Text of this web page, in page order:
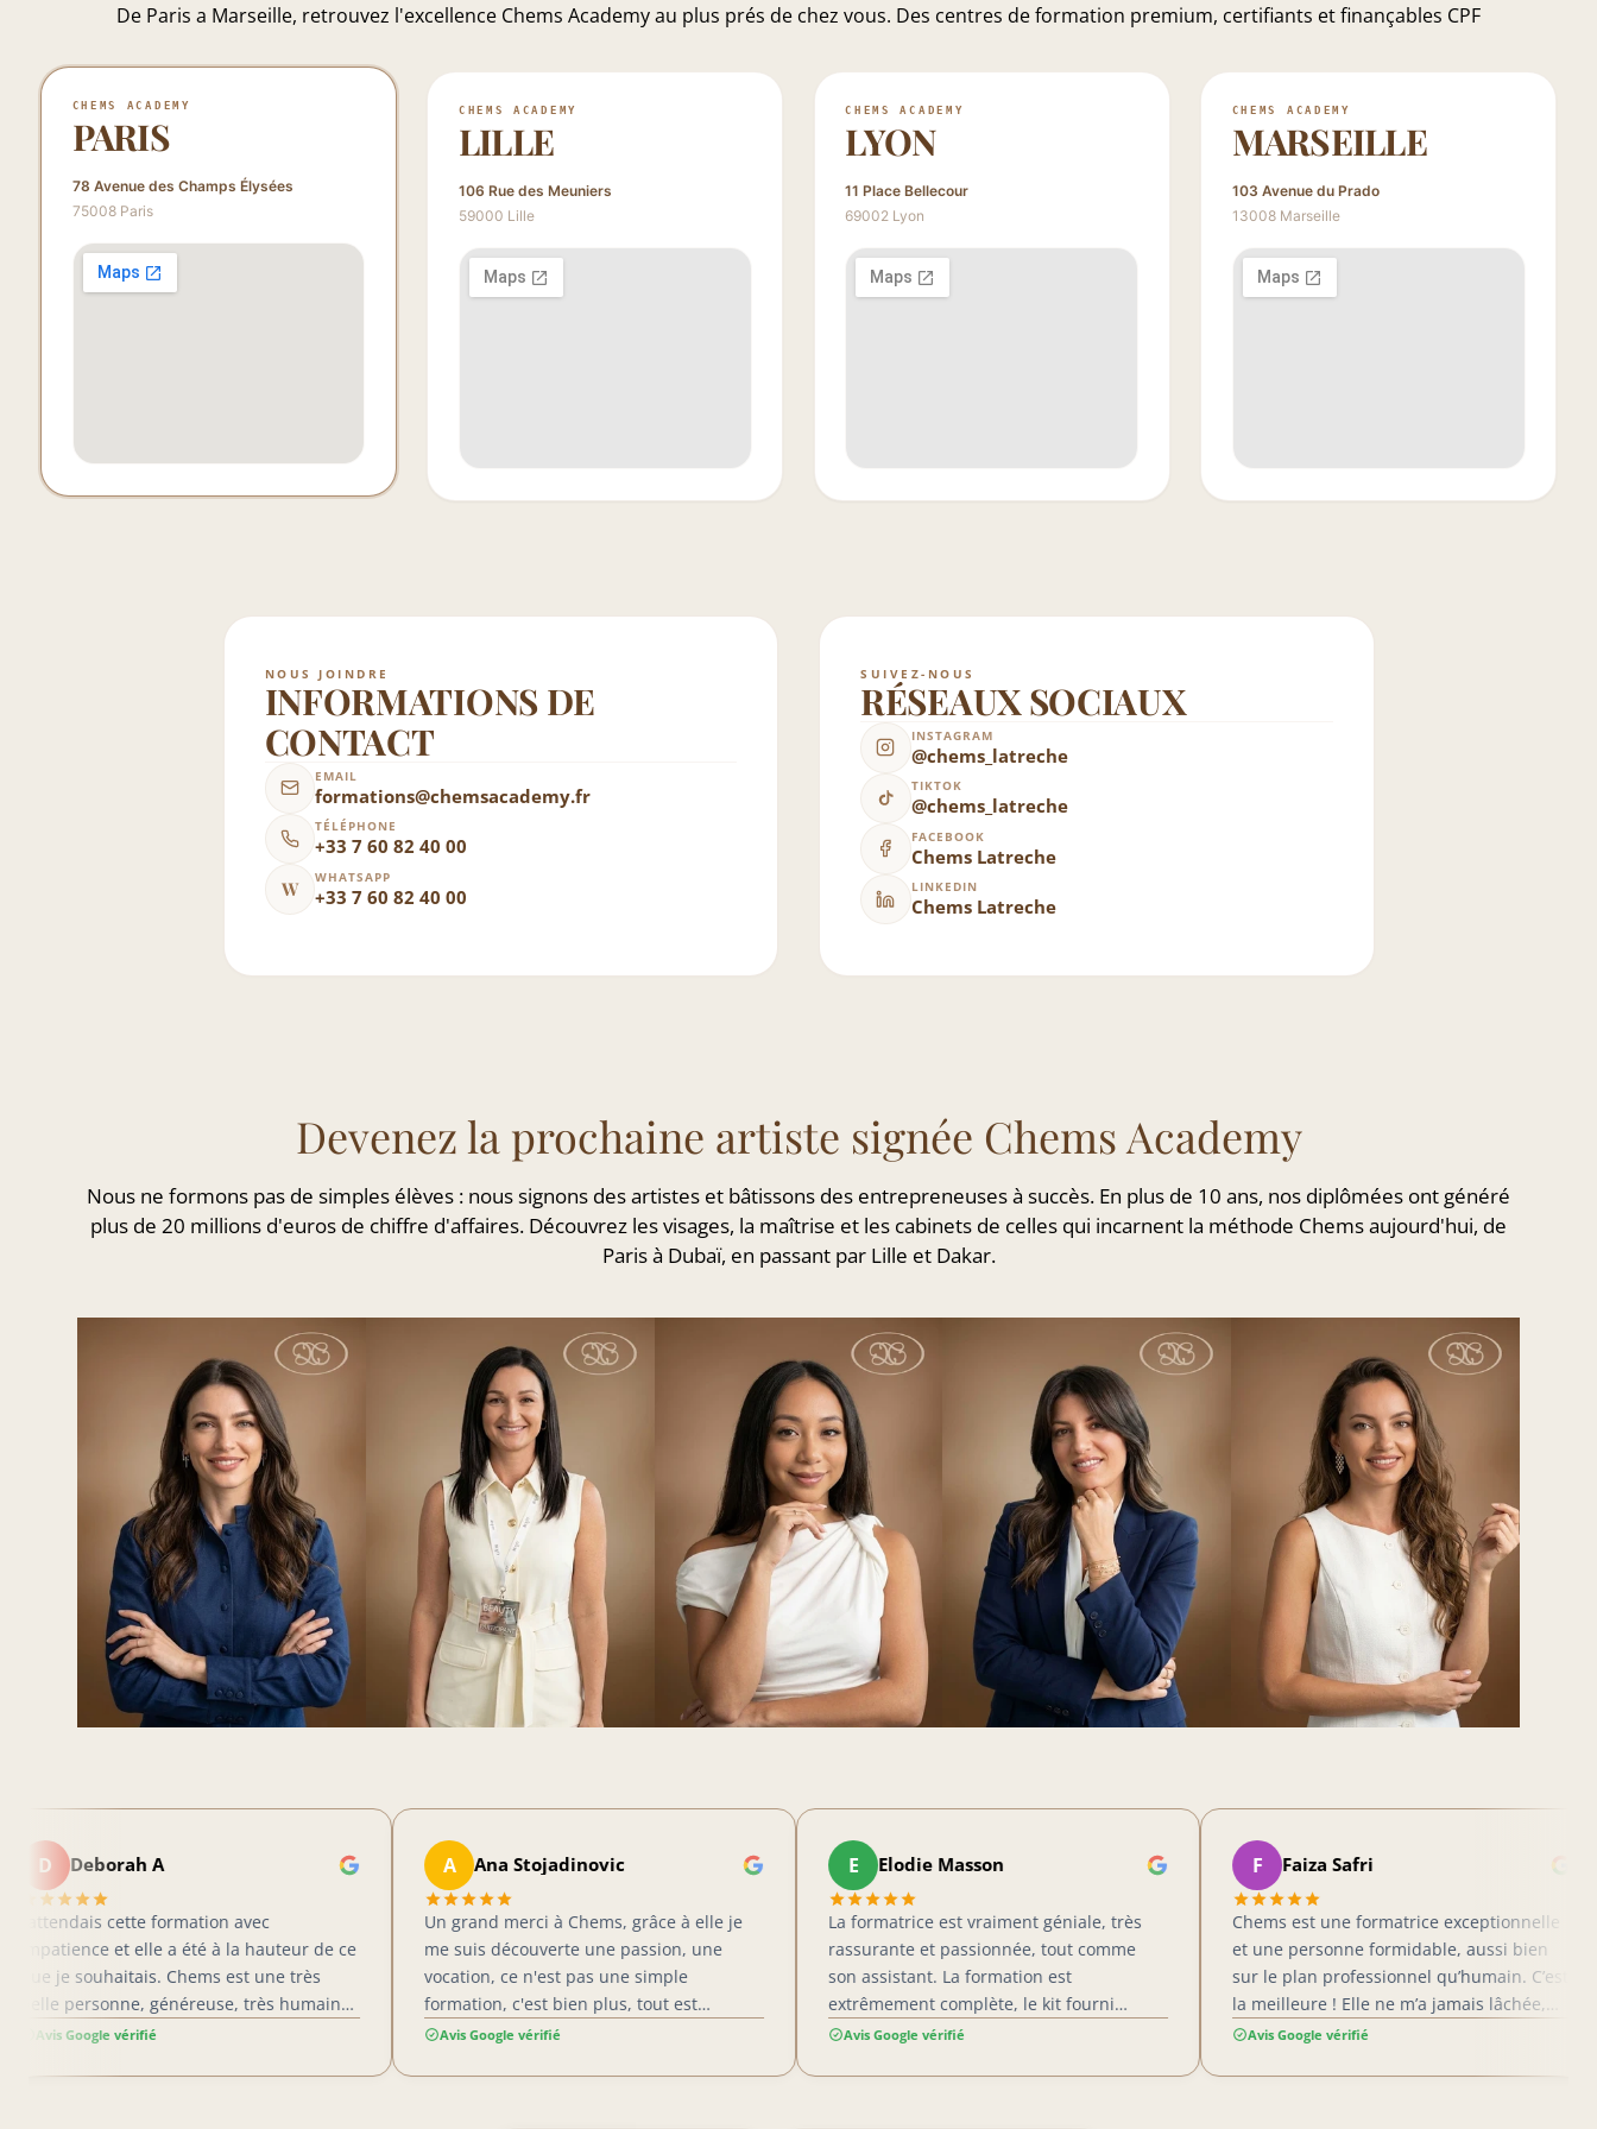
De Paris a Marseille, retrouvez l'excellence Chems Academy au plus prés de chez vous. Des centres de formation premium, certifiants et finançables CPF
CHEMS ACADEMY
PARIS
78 Avenue des Champs Élysées
75008 Paris
CHEMS ACADEMY
LILLE
106 Rue des Meuniers
59000 Lille
CHEMS ACADEMY
LYON
11 Place Bellecour
69002 Lyon
CHEMS ACADEMY
MARSEILLE
103 Avenue du Prado
13008 Marseille
NOUS JOINDRE
INFORMATIONS DE
CONTACT
EMAIL
formations@chemsacademy.fr
TÉLÉPHONE
+33 7 60 82 40 00
W
WHATSAPP
+33 7 60 82 40 00
SUIVEZ-NOUS
RÉSEAUX SOCIAUX
INSTAGRAM
@chems_latreche
TIKTOK
@chems_latreche
FACEBOOK
Chems Latreche
LINKEDIN
Chems Latreche
Devenez la prochaine artiste signée Chems Academy
Nous ne formons pas de simples élèves : nous signons des artistes et bâtissons des entrepreneuses à succès. En plus de 10 ans, nos diplômées ont généré
plus de 20 millions d'euros de chiffre d'affaires. Découvrez les visages, la maîtrise et les cabinets de celles qui incarnent la méthode Chems aujourd'hui, de
Paris à Dubaï, en passant par Lille et Dakar.
A
cette formation avec
et elle a été à la hauteur de ce
Chems est une très
généreuse, très humaine,
Elle partage
vérifié
Ana Stojadinovic
Un grand merci à Chems, grâce à elle je
me suis découverte une passion, une
vocation, ce n'est pas une simple
formation, c'est bien plus, tout est
structuré, un accompagnement du début
jusqu'à la fin !!! Il m'a fallut du beaucoup
Avis Google vérifié
Elodie Masson
La formatrice est vraiment géniale, très
rassurante et passionnée, tout comme
son assistant. La formation est
extrêmement complète, le kit fourni
contient absolument tout ce qu’il faut
pour bien commencer. En plus, nous
Avis Google vérifié
Faiza Safri
Chems est une formatrice exceptionnelle
et une personne formidable, aussi bien
sur le plan professionnel qu’humain. C’est
la meilleure ! Elle ne m’a jamais lâchée,
même dans les moments où moi-même
j’avais envie d’abandonner. Elle est
Avis Google vérifié
Je